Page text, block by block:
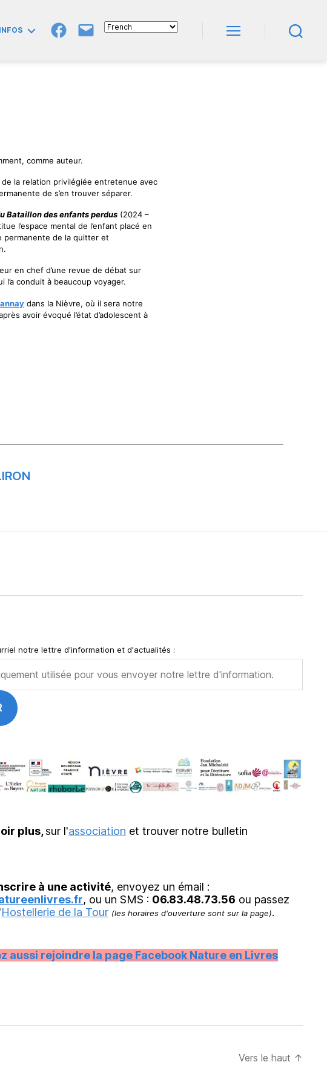
INFOS
GroupeE-
comme auteur.
la relation privilégiée entretenue avec
de s’en trouver séparer.
Bataillon des enfants perdus (2024 –
l’espace mental de l’enfant placé en
permanente de la quitter et
en chef d’une revue de débat sur
l’a conduit à beaucoup voyager.
dans la Nièvre, où il sera notre
avoir évoqué l’état d’adolescent à
notre lettre d'information et d'actualités :
plus,sur l'association et trouver notre bulletin
à une activité, envoyez un émail :
, ou un SMS : 06.83.48.73.56 ou passez
Hostellerie de la Tour (les horaires d'ouverture sont sur la page).
aussi rejoindre la page Facebook Nature en Livres
Vers le haut ↑